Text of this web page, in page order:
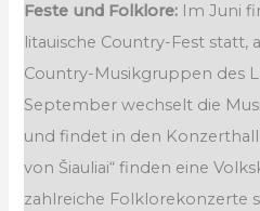
Feste und Folklore: Im Juni
litauische Country-Fest statt,
Country-Musikgruppen des
September wechselt die
und findet in den
von Šiauliai“ finden eine
zahlreiche Folklorekonzerte